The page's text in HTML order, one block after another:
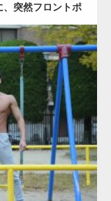
、突然フロントポ
ッチョ) 腹筋 大胸筋